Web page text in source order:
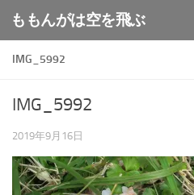
コンテンツへスキップ
ももんがは空を飛ぶ
IMG_5992
IMG_5992
2019年9月16日